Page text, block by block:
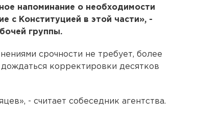
напоминание о необходимости
с Конституцией в этой части», -
группы.
срочности не требует, более
корректировки десятков
- считает собеседник агентства.